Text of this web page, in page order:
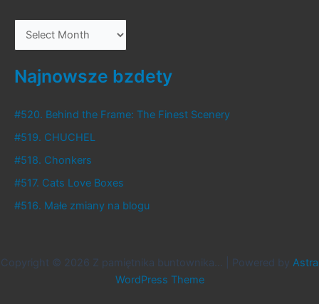
o
c
b
y
Najnowsze bzdety
#520. Behind the Frame: The Finest Scenery
#519. CHUCHEL
#518. Chonkers
#517. Cats Love Boxes
#516. Małe zmiany na blogu
Copyright © 2026 Z pamiętnika buntownika... | Powered by Astra
WordPress Theme